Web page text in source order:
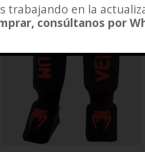
trabajando en la
consúltanos por